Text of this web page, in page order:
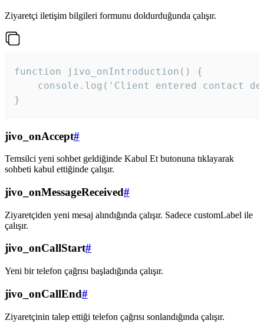
Ziyaretçi iletişim bilgileri formunu doldurduğunda çalışır.
function jivo_onIntroduction() {
console.log('Client entered contact
}
jivo_onAccept#
Temsilci yeni sohbet geldiğinde Kabul Et butonuna tıklayarak
sohbeti kabul ettiğinde çalışır.
jivo_onMessageReceived#
Ziyaretçiden yeni mesaj alındığında çalışır. Sadece customLabel ile
çalışır.
jivo_onCallStart#
Yeni bir telefon çağrısı başladığında çalışır.
jivo_onCallEnd#
Ziyaretçinin talep ettiği telefon çağrısı sonlandığında çalışır.